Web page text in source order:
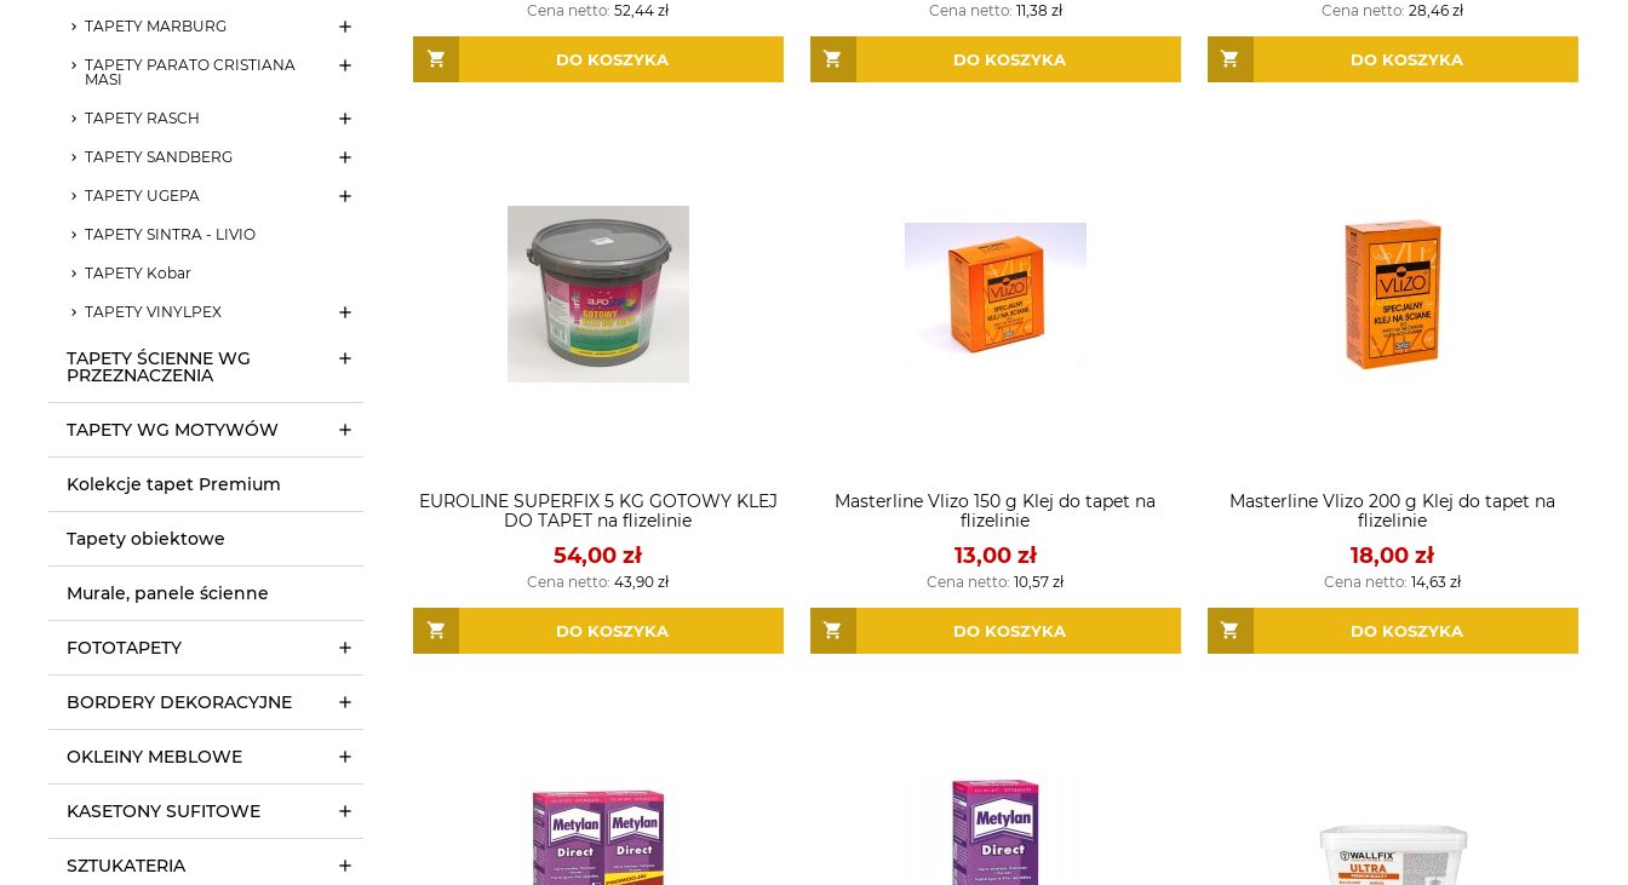
TAPETY MARBURG
TAPETY PARATO CRISTIANA
MASI
TAPETY RASCH
TAPETY SANDBERG
TAPETY UGEPA
TAPETY SINTRA - LIVIO
TAPETY Kobar
TAPETY VINYLPEX
TAPETY ŚCIENNE WG
PRZEZNACZENIA
TAPETY WG MOTYWÓW
Kolekcje tapet Premium
Tapety obiektowe
Murale, panele ścienne
FOTOTAPETY
BORDERY DEKORACYJNE
OKLEINY MEBLOWE
KASETONY SUFITOWE
SZTUKATERIA
Cena netto:52,44 zł
DO KOSZYKA
Cena netto: 11,38 zł
DO KOSZYKA
Cena netto:28,46 zł
DO KOSZYKA
EUROLINE SUPERFIX 5 KG GOTOWY KLEJ
DO TAPET na flizelinie
54,00 zł
Cena netto:43,90 zł
DO KOSZYKA
Masterline Vlizo 150 g Klej do tapet na
flizelinie
13,00 zł
Cena netto:10,57 zł
DO KOSZYKA
Masterline Vlizo 200 g Klej do tapet na
flizelinie
18,00 zł
Cena netto:14,63 zł
DO KOSZYKA